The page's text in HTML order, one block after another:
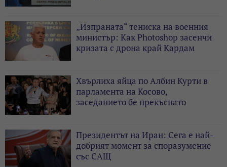
„Изпраната“ тениска на военния
министър: Как Photoshop засенчи
кризата с дрона край Кардам
Хвърлиха яйца по Албин Курти в
парламента на Косово,
заседанието бе прекъснато
Президентът на Иран: Сега е най-
добрият момент за споразумение
със САЩ